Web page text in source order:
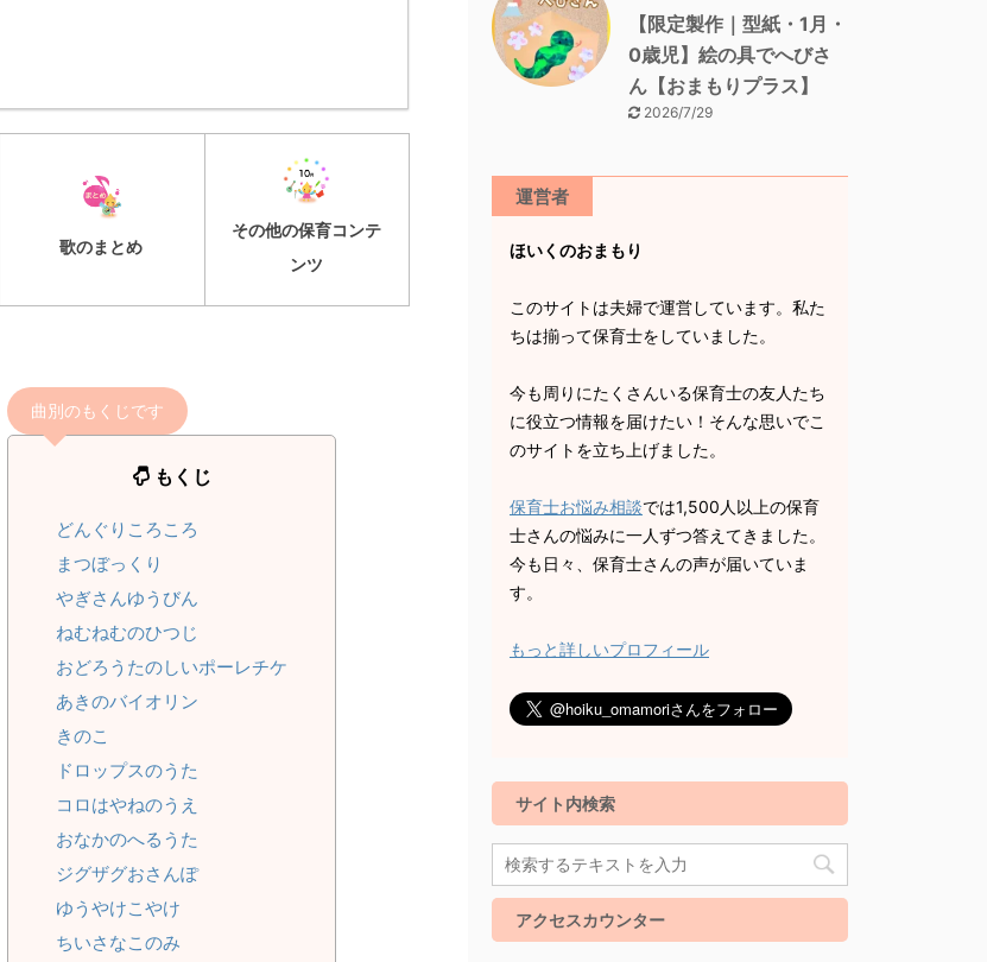
歌のまとめ
その他の保育コンテ
ンツ
曲別のもくじです
もくじ
どんぐりころころ
まつぼっくり
やぎさんゆうびん
ねむねむのひつじ
おどろうたのしいポーレチケ
あきのバイオリン
きのこ
ドロップスのうた
コロはやねのうえ
おなかのへるうた
ジグザグおさんぽ
ゆうやけこやけ
ちいさなこのみ
【限定製作｜型紙・1月・
0歳児】絵の具でへびさ
ん【おまもりプラス】
2026/7/29
運営者
ほいくのおまもり
このサイトは夫婦で運営しています。私た
ちは揃って保育士をしていました。
今も周りにたくさんいる保育士の友人たち
に役立つ情報を届けたい！そんな思いでこ
のサイトを立ち上げました。
保育士お悩み相談では1,500人以上の保育
士さんの悩みに一人ずつ答えてきました。
今も日々、保育士さんの声が届いていま
す。
もっと詳しいプロフィール
サイト内検索
アクセスカウンター